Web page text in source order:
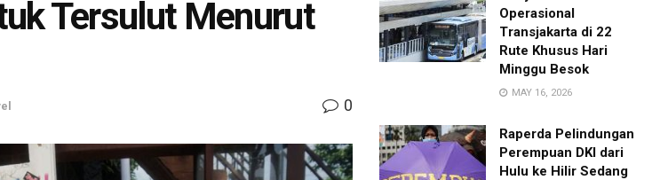
Tersulut Menurut
0
Operasional
Transjakarta di 22
Rute Khusus Hari
Minggu Besok
MAY 16, 2026
Raperda Pelindungan
Perempuan DKI dari
Hulu ke Hilir Sedang